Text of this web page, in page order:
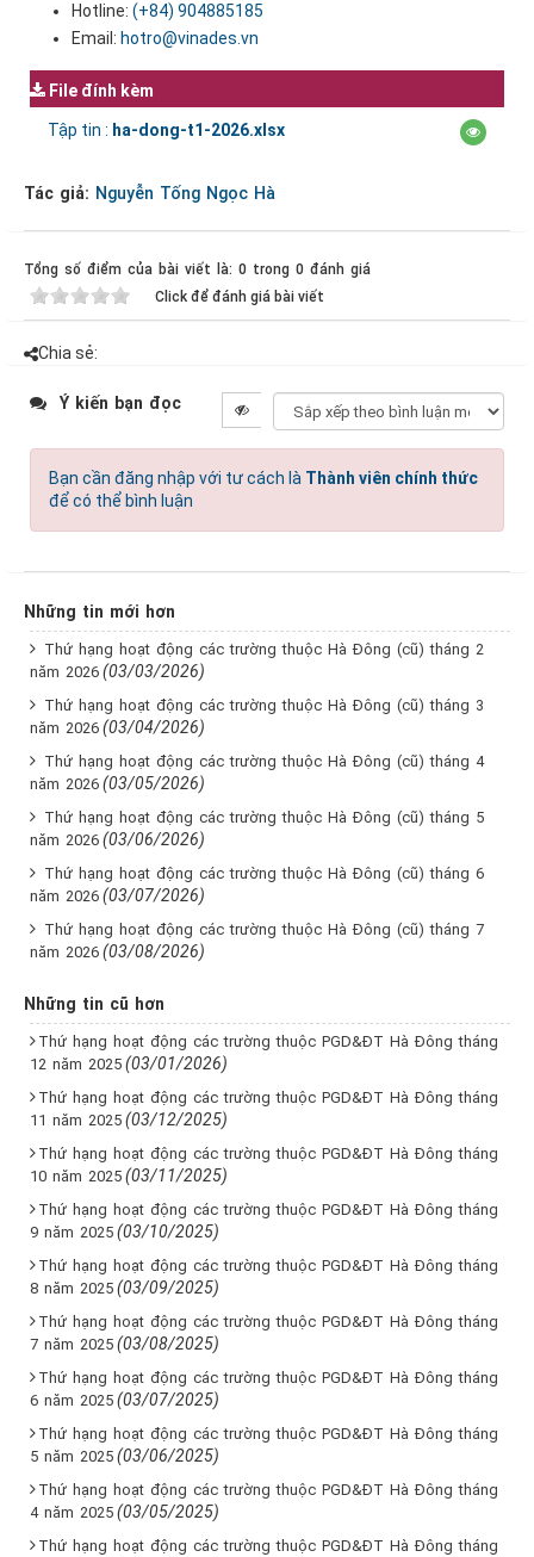
Hotline: (+84) 904885185
Email: hotro@vinades.vn
File đính kèm
Tập tin : ha-dong-t1-2026.xlsx
Tác giả: Nguyễn Tống Ngọc Hà
Tổng số điểm của bài viết là: 0 trong 0 đánh giá
Click để đánh giá bài viết
Chia sẻ:
Ý kiến bạn đọc
Bạn cần đăng nhập với tư cách là Thành viên chính thức
để có thể bình luận
Những tin mới hơn
Thứ hạng hoạt động các trường thuộc Hà Đông (cũ) tháng 2
năm 2026 (03/03/2026)
Thứ hạng hoạt động các trường thuộc Hà Đông (cũ) tháng 3
năm 2026 (03/04/2026)
Thứ hạng hoạt động các trường thuộc Hà Đông (cũ) tháng 4
năm 2026 (03/05/2026)
Thứ hạng hoạt động các trường thuộc Hà Đông (cũ) tháng 5
năm 2026 (03/06/2026)
Thứ hạng hoạt động các trường thuộc Hà Đông (cũ) tháng 6
năm 2026 (03/07/2026)
Thứ hạng hoạt động các trường thuộc Hà Đông (cũ) tháng 7
năm 2026 (03/08/2026)
Những tin cũ hơn
Thứ hạng hoạt động các trường thuộc PGD&ĐT Hà Đông tháng
12 năm 2025 (03/01/2026)
Thứ hạng hoạt động các trường thuộc PGD&ĐT Hà Đông tháng
11 năm 2025 (03/12/2025)
Thứ hạng hoạt động các trường thuộc PGD&ĐT Hà Đông tháng
10 năm 2025 (03/11/2025)
Thứ hạng hoạt động các trường thuộc PGD&ĐT Hà Đông tháng
9 năm 2025 (03/10/2025)
Thứ hạng hoạt động các trường thuộc PGD&ĐT Hà Đông tháng
8 năm 2025 (03/09/2025)
Thứ hạng hoạt động các trường thuộc PGD&ĐT Hà Đông tháng
7 năm 2025 (03/08/2025)
Thứ hạng hoạt động các trường thuộc PGD&ĐT Hà Đông tháng
6 năm 2025 (03/07/2025)
Thứ hạng hoạt động các trường thuộc PGD&ĐT Hà Đông tháng
5 năm 2025 (03/06/2025)
Thứ hạng hoạt động các trường thuộc PGD&ĐT Hà Đông tháng
4 năm 2025 (03/05/2025)
Thứ hạng hoạt động các trường thuộc PGD&ĐT Hà Đông tháng